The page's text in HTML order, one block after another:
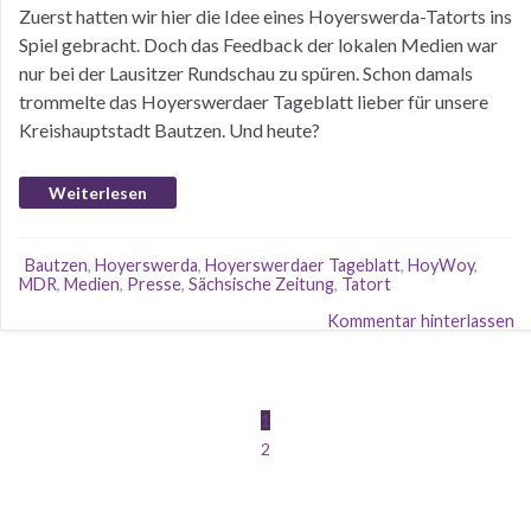
Zuerst hatten wir hier die Idee eines Hoyerswerda-Tatorts ins
Spiel gebracht. Doch das Feedback der lokalen Medien war
nur bei der Lausitzer Rundschau zu spüren. Schon damals
trommelte das Hoyerswerdaer Tageblatt lieber für unsere
Kreishauptstadt Bautzen. Und heute?
Weiterlesen
Bautzen, Hoyerswerda, Hoyerswerdaer Tageblatt, HoyWoy,
MDR, Medien, Presse, Sächsische Zeitung, Tatort
Kommentar hinterlassen
1
2